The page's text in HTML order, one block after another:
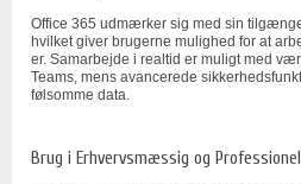
Office 365 udmærker sig med sin
hvilket giver brugerne mulighed for at
er. Samarbejde i realtid er muligt med
Teams, mens avancerede
følsomme data.
Brug i Erhvervsmæssig og